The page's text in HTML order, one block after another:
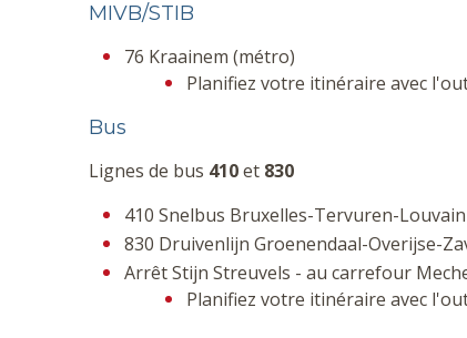
MIVB/STIB
76 Kraainem (métro)
Planifiez votre itinéraire avec
Bus
Lignes de bus 410et 830
410 Snelbus Bruxelles-Tervuren-Louvain
830 Druivenlijn Groenendaal-Overijse-
Arrêt Stijn Streuvels - au carrefour
Planifiez votre itinéraire avec